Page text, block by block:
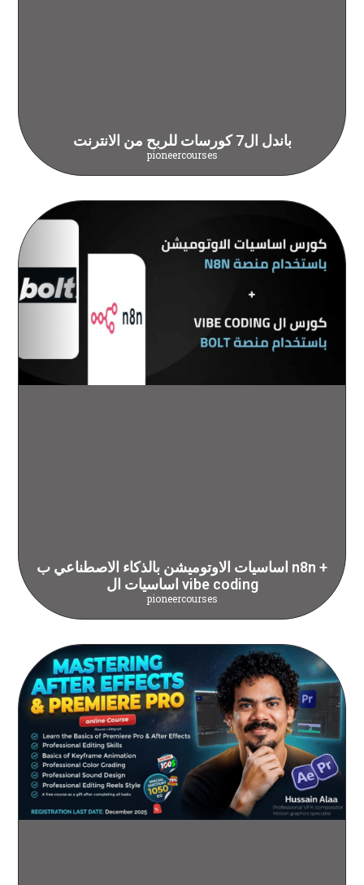
باندل ال7 كورسات للربح من الانترنت
pioneercourses
اساسيات الاوتوميشن بالذكاء الاصطناعي ب n8n +
اساسيات ال vibe coding
pioneercourses